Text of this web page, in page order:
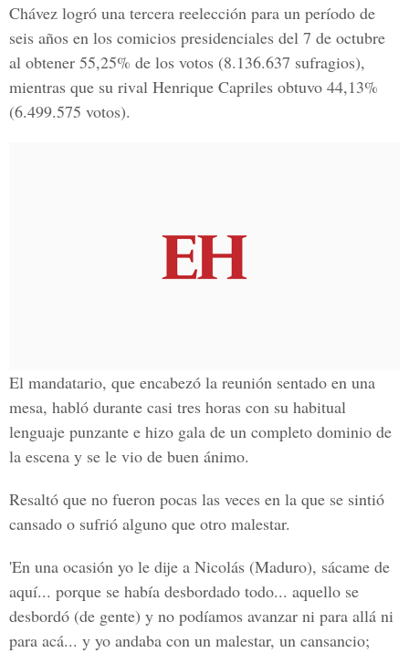
Chávez logró una tercera reelección para un período de
seis años en los comicios presidenciales del 7 de octubre
al obtener 55,25% de los votos (8.136.637 sufragios),
mientras que su rival Henrique Capriles obtuvo 44,13%
(6.499.575 votos).
El mandatario, que encabezó la reunión sentado en una
mesa, habló durante casi tres horas con su habitual
lenguaje punzante e hizo gala de un completo dominio de
la escena y se le vio de buen ánimo.
Resaltó que no fueron pocas las veces en la que se sintió
cansado o sufrió alguno que otro malestar.
'En una ocasión yo le dije a Nicolás (Maduro), sácame de
aquí... porque se había desbordado todo... aquello se
desbordó (de gente) y no podíamos avanzar ni para allá ni
para acá... y yo andaba con un malestar, un cansancio;